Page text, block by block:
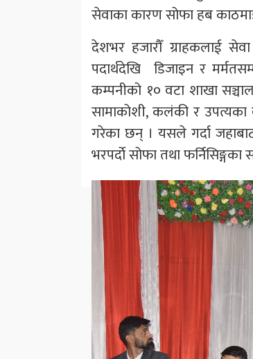
सेवाका कारण सोफा हब
देशभर हजारौँ ग्राहकलाई
पदार्थदेखि डिजाइन र
कम्पनीको १० वटा शाखा
सामाकोशी, कलंकी र उपत्यका
गरेका छन् । यसले गर्दा
भरपर्दाे सोफा तथा